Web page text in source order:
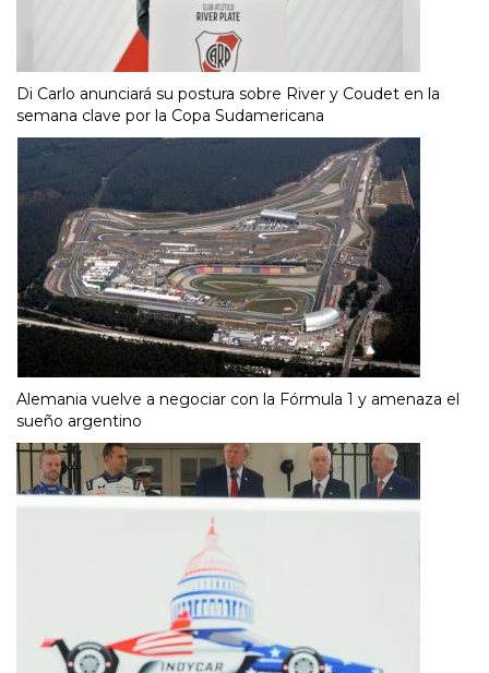
Di Carlo anunciará su postura sobre River y Coudet en la
semana clave por la Copa Sudamericana
Alemania vuelve a negociar con la Fórmula 1 y amenaza el
sueño argentino